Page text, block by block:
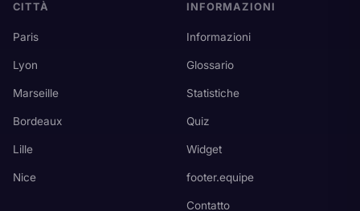
CITTÀ
Paris
Lyon
Marseille
Bordeaux
Lille
Nice
INFORMAZIONI
Informazioni
Glossario
Statistiche
Quiz
Widget
footer.equipe
Contatto